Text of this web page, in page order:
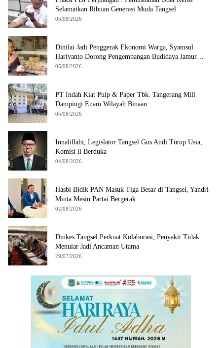
Selamatkan Ribuan Generasi Muda Tangsel
05/08/2026
Dinilai Jadi Penggerak Ekonomi Warga, Syamsul
Hariyanto Dorong Pengembangan Budidaya Jamur
Crispy di Serpong
05/08/2026
PT Indah Kiat Pulp & Paper Tbk. Tangerang Mill
Dampingi Enam Wilayah Binaan
05/08/2026
Innalillahi, Legislator Tangsel Gus Andi Tutup Usia,
Komisi ll Berduka
04/08/2026
Hasbi Bidik PAN Masuk Tiga Besar di Tangsel, Yandri
Minta Mesin Partai Bergerak
02/08/2026
Dinkes Tangsel Perkuat Kolaborasi, Penyakit Tidak
Menular Jadi Ancaman Utama
29/07/2026